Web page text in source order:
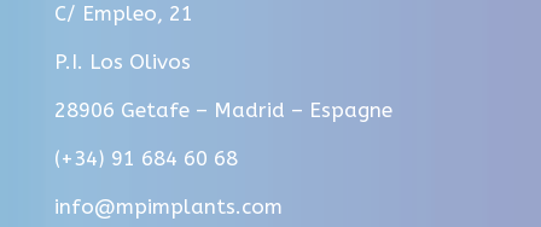
C/ Empleo, 21
P.I. Los Olivos
28906 Getafe – Madrid – Espagne
(+34) 91 684 60 68
info@mpimplants.com